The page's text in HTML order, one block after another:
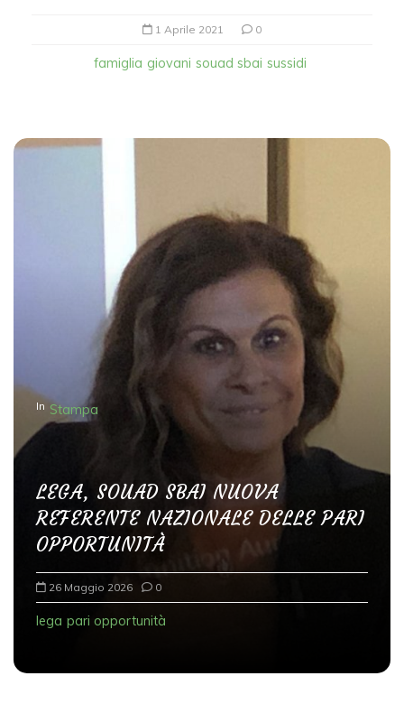
1 Aprile 2021 0
famiglia giovani souad sbai sussidi
In Stampa
LEGA, SOUAD SBAI NUOVA
REFERENTE NAZIONALE DELLE PARI
OPPORTUNITÀ
26 Maggio 2026 0
lega pari opportunità